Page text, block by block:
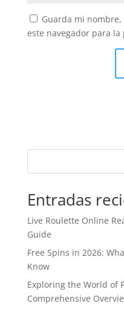
Guarda mi
este navegador para
Entradas
Live Roulette Online
Guide
Free Spins in 2026:
Know
Exploring the World of
Comprehensive